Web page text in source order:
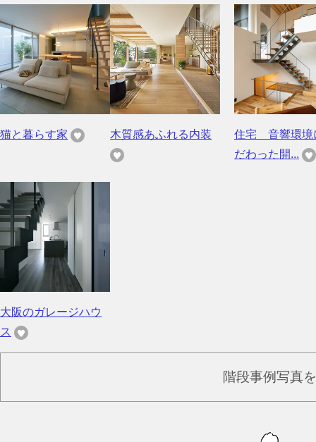
猫と暮らす家 木質感あふれる内装
住宅 音響環境
だわった開...
大阪のガレージハウ
ス
階段事例写真